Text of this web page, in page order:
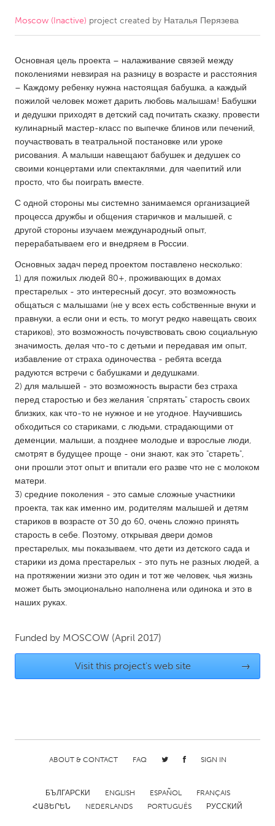
CANADA
Kitchener-Waterloo
New Glasgow
Newmarket
Ottawa
South Shore
Toronto
MALAYSIA
Kuala Lumpur
NETHERLANDS
Leiden
Rotterdam
QATAR
Qatar
SINGAPORE
Singapore
UNITED KINGDOM
Glasgow
UNITED STATES
Ann Arbor, MI
Austin, TX
Baltimore, MD
Burlingame-San Mateo, CA
Chicago, IL
Cleveland, OH
Gainesville, FL
Georgetown, MA
Gloucester, MA
Hamilton-Wenham, MA
Ipswich, MA
Newburyport, MA
North Minneapolis, MN
San Francisco, CA
San Jose, CA
Moscow (Inactive) project created by Наталья Перязева
Основная цель проекта – налаживание связей между
поколениями невзирая на разницу в возрасте и расстояния
– Каждому ребенку нужна настоящая бабушка, а каждый
пожилой человек может дарить любовь малышам! Бабушки
и дедушки приходят в детский сад почитать сказку, провести
кулинарный мастер-класс по выпечке блинов или печений,
поучаствовать в театральной постановке или уроке
рисования. А малыши навещают бабушек и дедушек со
своими концертами или спектаклями, для чаепитий или
просто, что бы поиграть вместе.
С одной стороны мы системно занимаемся организацией
процесса дружбы и общения старичков и малышей, с
другой стороны изучаем международный опыт,
перерабатываем его и внедряем в России.
Основных задач перед проектом поставлено несколько:
1) для пожилых людей 80+, проживающих в домах
престарелых - это интересный досуг, это возможность
общаться с малышами (не у всех есть собственные внуки и
правнуки, а если они и есть, то могут редко навещать своих
стариков), это возможность почувствовать свою социальную
значимость, делая что-то с детьми и передавая им опыт,
избавление от страха одиночества - ребята всегда
радуются встречи с бабушками и дедушками.
2) для малышей - это возможность вырасти без страха
перед старостью и без желания "спрятать" старость своих
близких, как что-то не нужное и не угодное. Научившись
обходиться со стариками, с людьми, страдающими от
деменции, малыши, а позднее молодые и взрослые люди,
смотрят в будущее проще - они знают, как это "стареть",
они прошли этот опыт и впитали его разве что не с молоком
матери.
3) средние поколения - это самые сложные участники
проекта, так как именно им, родителям малышей и детям
стариков в возрасте от 30 до 60, очень сложно принять
старость в себе. Поэтому, открывая двери домов
престарелых, мы показываем, что дети из детского сада и
старики из дома престарелых - это путь не разных людей, а
на протяжении жизни это один и тот же человек, чья жизнь
может быть эмоционально наполнена или одинока и это в
наших руках.
Funded by MOSCOW (April 2017)
Visit this project's web site →
ABOUT & CONTACT FAQ SIGN IN
БЪЛГАРСКИ ENGLISH ESPAÑOL
FRANÇAIS
ՀԱՅԵՐԵՆ
NEDERLANDS PORTUGUÊS РУССКИЙ